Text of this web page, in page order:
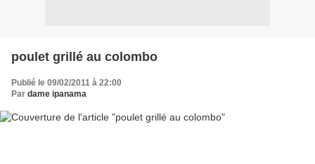
poulet grillé au colombo
Publié le 09/02/2011 à 22:00
Par dame ipanama